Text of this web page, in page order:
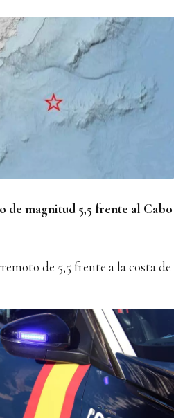
de magnitud 5,5 frente al Cabo
de 5,5 frente a la costa de